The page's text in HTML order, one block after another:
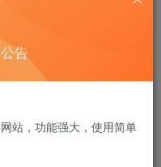
用程序中尝试打印
屏的
。此问题影响类型
且不影响类型4的打
印机驱动程序是哪种
始”，然后键入“运
，然后按Enter或
告
站，功能强大，使用简单